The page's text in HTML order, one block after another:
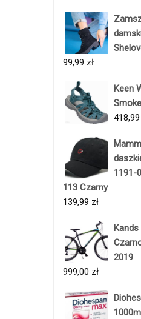
99,99 zł
Keen
418,99
1191-
113 Czarny
139,99 zł
2019
999,00 zł